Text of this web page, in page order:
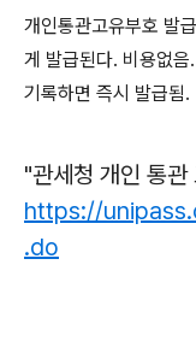
개인통관고유부호 발
게 발급된다. 비용없음
기록하면 즉시 발급됨.
"관세청 개인 통
https://
.do